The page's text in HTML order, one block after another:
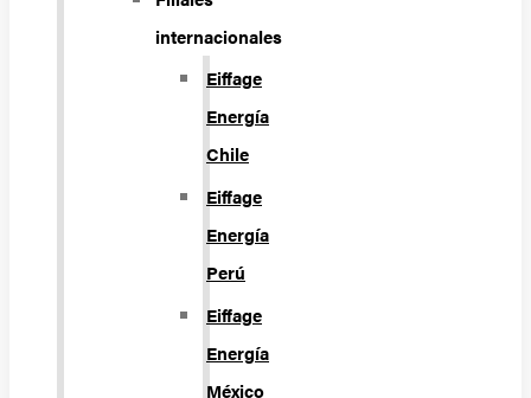
internacionales
Eiffage
Energía
Chile
Eiffage
Energía
Perú
Eiffage
Energía
México